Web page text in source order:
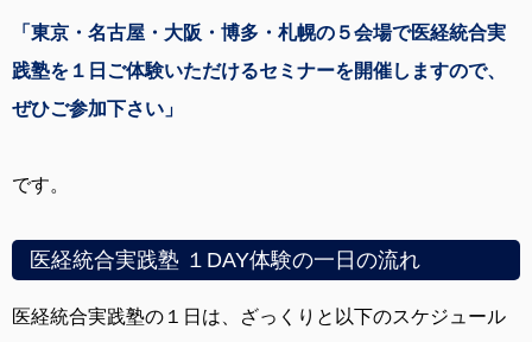
「東京・名古屋・大阪・博多・札幌の５会場で医経統合実
践塾を１日ご体験いただけるセミナーを開催しますので、
ぜひご参加下さい」
です。
医経統合実践塾 １DAY体験の一日の流れ
医経統合実践塾の１日は、ざっくりと以下のスケジュール